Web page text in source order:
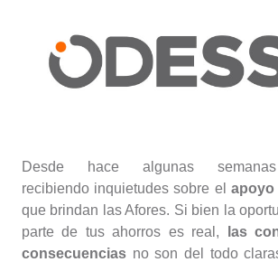
Desde hace algunas
recibiendo inquietudes sobre el apoyo
que brindan las Afores. Si bien la
parte de tus ahorros es real,
las
consecuencias no son del todo